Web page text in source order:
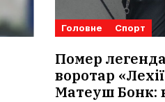
Головне Спорт
Помер
воротар
Матеуш Бонк: